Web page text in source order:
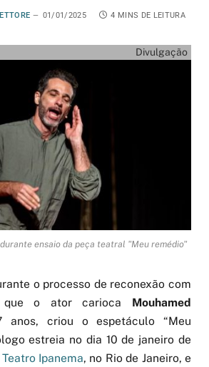
01/01/2025 4 MINS DE LEITURA
Divulgação
ensaio da peça teatral "Meu remédio"
o processo de reconexão com
que o ator carioca Mouhamed
criou o espetáculo “Meu
estreia no dia 10 de janeiro de
Teatro Ipanema, no Rio de Janeiro, e